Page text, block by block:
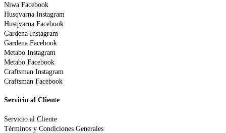
Niwa Facebook
Husqvarna Instagram
Husqvarna Facebook
Gardena Instagram
Gardena Facebook
Metabo Instagram
Metabo Facebook
Craftsman Instagram
Craftsman Facebook
Servicio al Cliente
Servicio al Cliente
Términos y Condiciones Generales